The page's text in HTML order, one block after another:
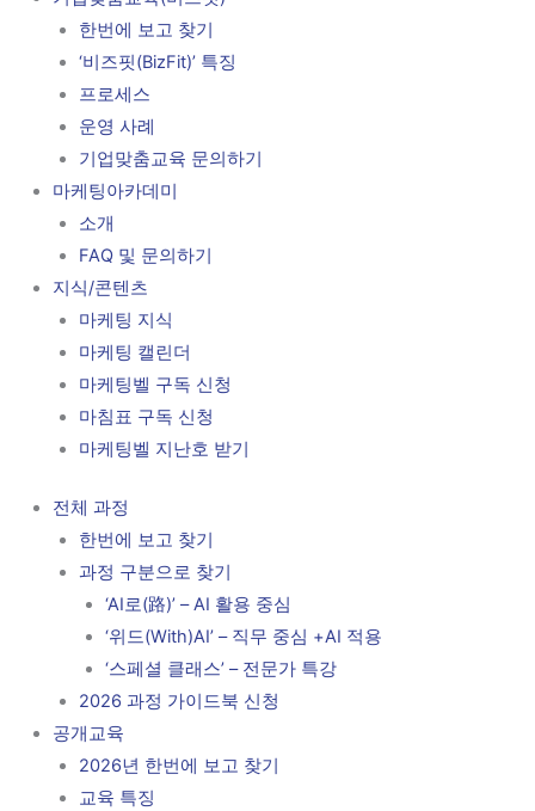
한번에 보고 찾기
‘비즈핏(BizFit)’ 특징
프로세스
운영 사례
기업맞춤교육 문의하기
마케팅아카데미
소개
FAQ 및 문의하기
지식/콘텐츠
마케팅 지식
마케팅 캘린더
마케팅벨 구독 신청
마침표 구독 신청
마케팅벨 지난호 받기
전체 과정
한번에 보고 찾기
과정 구분으로 찾기
‘AI로(路)’ – AI 활용 중심
‘위드(With)AI’ – 직무 중심 +AI 적용
‘스페셜 클래스’ – 전문가 특강
2026 과정 가이드북 신청
공개교육
2026년 한번에 보고 찾기
교육 특징